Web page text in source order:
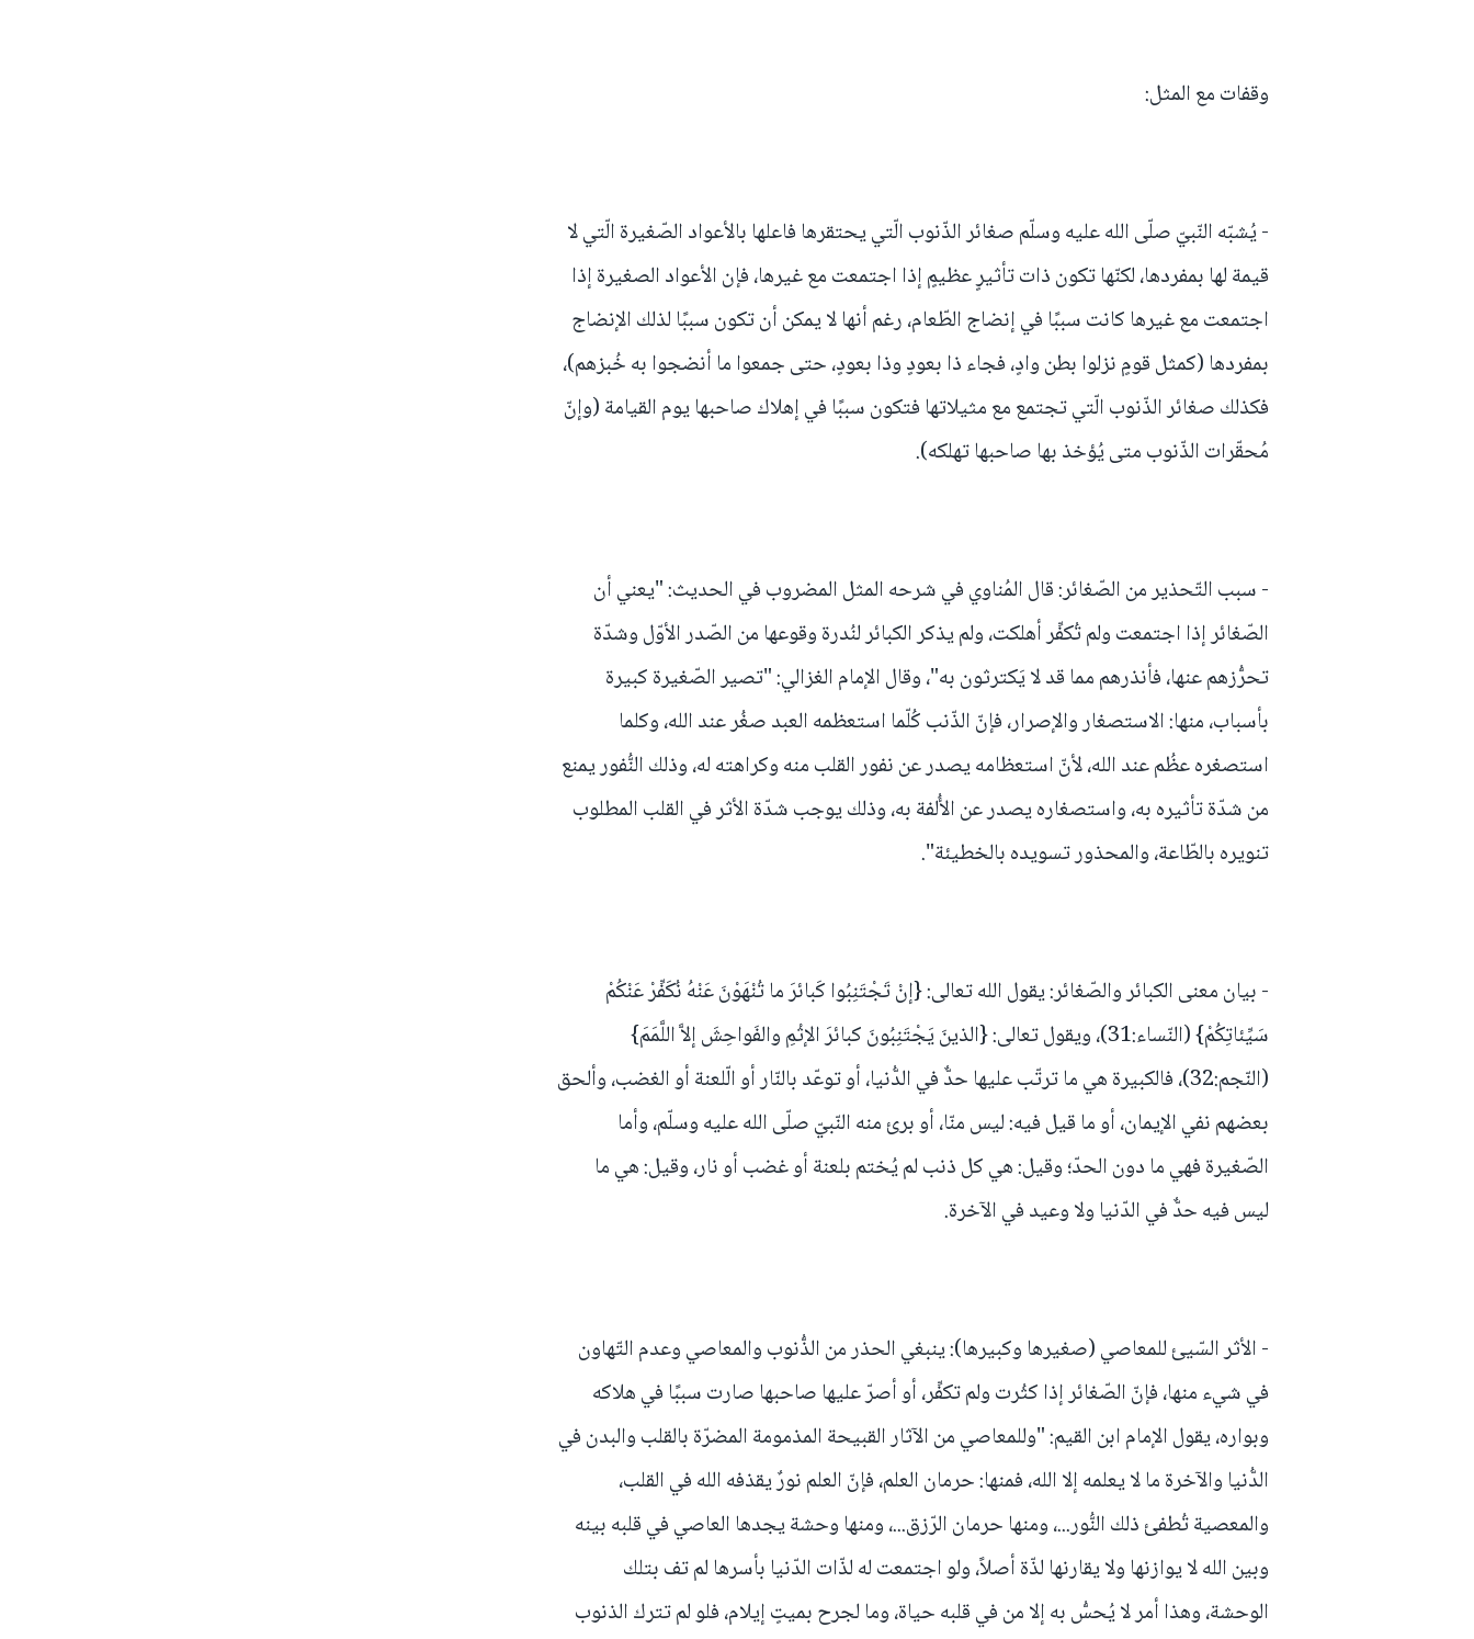
وقفات مع المثل:
- يُشبّه النّبيّ صلّى الله عليه وسلّم صغائر الذّنوب الّتي يحتقرها فاعلها بالأعواد الصّغيرة الّتي لا
قيمة لها بمفردها، لكنّها تكون ذات تأثيرٍ عظيمٍ إذا اجتمعت مع غيرها، فإن الأعواد الصغيرة إذا
اجتمعت مع غيرها كانت سببًا في إنضاج الطّعام، رغم أنها لا يمكن أن تكون سببًا لذلك الإنضاج
بمفردها (كمثل قومٍ نزلوا بطن وادٍ، فجاء ذا بعودٍ وذا بعودٍ، حتى جمعوا ما أنضجوا به خُبزهم)،
فكذلك صغائر الذّنوب الّتي تجتمع مع مثيلاتها فتكون سببًا في إهلاك صاحبها يوم القيامة (وإنّ
مُحقّرات الذّنوب متى يُؤخذ بها صاحبها تهلكه).
- سبب التّحذير من الصّغائر: قال المُناوي في شرحه المثل المضروب في الحديث: "يعني أن
الصّغائر إذا اجتمعت ولم تُكفِّر أهلكت، ولم يذكر الكبائر لنُدرة وقوعها من الصّدر الأوّل وشدّة
تحرُّزهم عنها، فأنذرهم مما قد لا يَكترثون به"، وقال الإمام الغزالي: "تصير الصّغيرة كبيرة
بأسباب، منها: الاستصغار والإصرار، فإنّ الذّنب كُلّما استعظمه العبد صغُر عند الله، وكلما
استصغره عظُم عند الله، لأنّ استعظامه يصدر عن نفور القلب منه وكراهته له، وذلك النُّفور يمنع
من شدّة تأثيره به، واستصغاره يصدر عن الأُلفة به، وذلك يوجب شدّة الأثر في القلب المطلوب
تنويره بالطّاعة، والمحذور تسويده بالخطيئة".
- بيان معنى الكبائر والصّغائر: يقول الله تعالى: {إنْ تَجْتَنِبُوا كَبائرَ ما تُنْهَوْنَ عَنْهُ نُكَفِّرْ عَنْكُمْ
سَيِّئاتِكُمْ} (النّساء:31)، ويقول تعالى: {الذينَ يَجْتَنِبُونَ كبائرَ الإثْمِ والفَواحِشَ إلاَّ اللَّمَمَ}
(النّجم:32)، فالكبيرة هي ما ترتّب عليها حدٌّ في الدُّنيا، أو توعّد بالنّار أو الّلعنة أو الغضب، وألحق
بعضهم نفي الإيمان، أو ما قيل فيه: ليس منّا، أو برئ منه النّبيّ صلّى الله عليه وسلّم، وأما
الصّغيرة فهي ما دون الحدّ؛ وقيل: هي كل ذنب لم يُختم بلعنة أو غضب أو نار، وقيل: هي ما
ليس فيه حدٌّ في الدّنيا ولا وعيد في الآخرة.
- الأثر السّيئ للمعاصي (صغيرها وكبيرها): ينبغي الحذر من الذُّنوب والمعاصي وعدم التّهاون
في شيء منها، فإنّ الصّغائر إذا كثُرت ولم تكفِّر، أو أصرّ عليها صاحبها صارت سببًا في هلاكه
وبواره، يقول الإمام ابن القيم: "وللمعاصي من الآثار القبيحة المذمومة المضرّة بالقلب والبدن في
الدُّنيا والآخرة ما لا يعلمه إلا الله، فمنها: حرمان العلم، فإنّ العلم نورٌ يقذفه الله في القلب،
والمعصية تُطفئ ذلك النُّور...، ومنها حرمان الرّزق...، ومنها وحشة يجدها العاصي في قلبه بينه
وبين الله لا يوازنها ولا يقارنها لذّة أصلاً، ولو اجتمعت له لذّات الدّنيا بأسرها لم تف بتلك
الوحشة، وهذا أمر لا يُحسُّ به إلا من في قلبه حياة، وما لجرح بميتٍ إيلام، فلو لم تترك الذنوب